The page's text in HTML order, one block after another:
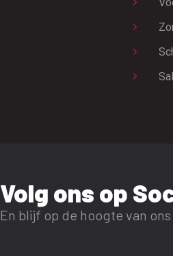
Volg ons op
En blijf op de hoogte van